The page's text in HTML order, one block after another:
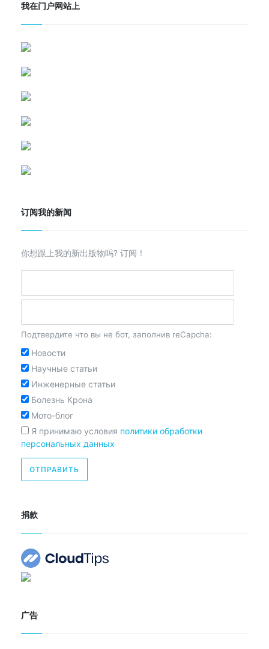
我在门户网站上
订阅我的新闻
你想跟上我的新出版物吗? 订阅！
Подтвердите что вы не бот, заполнив reCapcha:
Новости
Научные статьи
Инженерные статьи
Болезнь Крона
Мото-блог
Я принимаю условия политики обработки
персональных данных
捐款
广告